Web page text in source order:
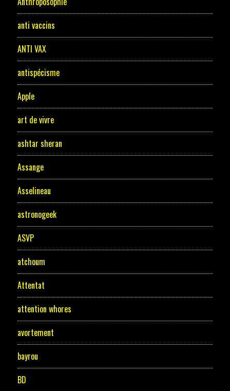
anti vaccins
ANTI VAX
antispécisme
Apple
art de vivre
ashtar sheran
Assange
Asselineau
astronogeek
ASVP
atchoum
Attentat
attention whores
avortement
bayrou
BD